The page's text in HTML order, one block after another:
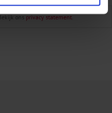
onsprivacy statement.